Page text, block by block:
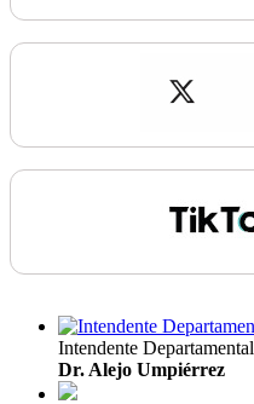
Intendente Departamental
Dr. Alejo Umpiérrez